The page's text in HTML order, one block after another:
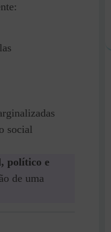
social
político e
de uma